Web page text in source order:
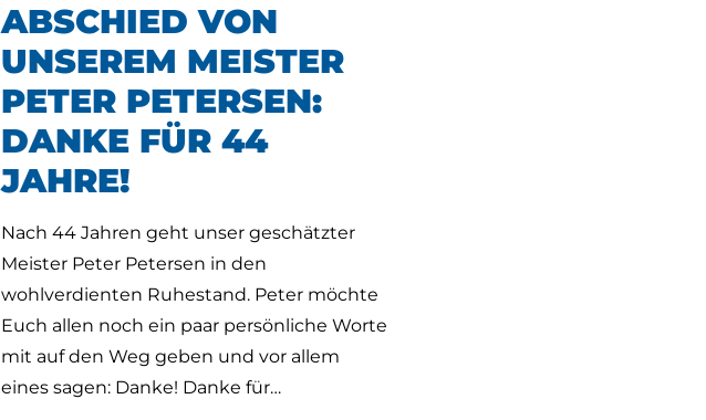
ABSCHIED VON
UNSEREM MEISTER
PETER PETERSEN:
DANKE FÜR 44
JAHRE!
Nach 44 Jahren geht unser geschätzter
Meister Peter Petersen in den
wohlverdienten Ruhestand. Peter möchte
Euch allen noch ein paar persönliche Worte
mit auf den Weg geben und vor allem
eines sagen: Danke! Danke für…